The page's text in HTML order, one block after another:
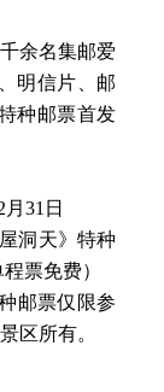
余名集邮爱
明信片、邮
种邮票首发
31日
洞天》特种
票免费）
邮票仅限参
区所有。